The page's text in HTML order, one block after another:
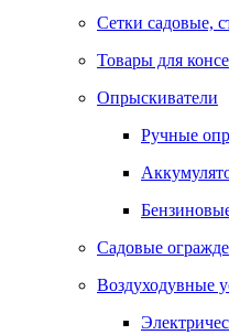
Сетки садовые,
Товары для
Опрыскиватели
Ручные
Садовые
Воздуходувные